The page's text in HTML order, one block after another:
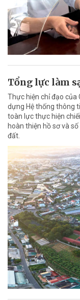
Tổng lực làm
Thực hiện chỉ đạo của
dựng Hệ thống thông
toàn lực thực hiện
hoàn thiện hồ sơ và
đất.